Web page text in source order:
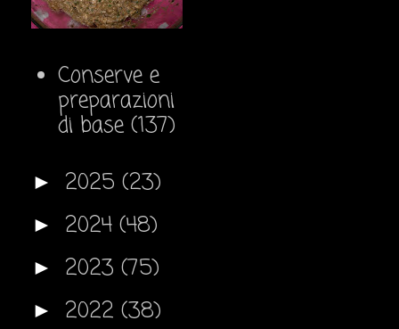
Conserve e
preparazioni
di base (137)
► 2025 (23)
► 2024 (48)
► 2023 (75)
► 2022 (38)